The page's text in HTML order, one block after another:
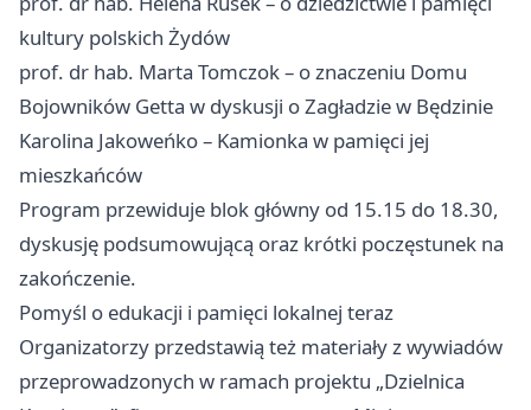
kultury polskich Żydów
prof. dr hab. Marta Tomczok – o znaczeniu Domu
Bojowników Getta w dyskusji o Zagładzie w Będzinie
Karolina Jakoweńko – Kamionka w pamięci jej
mieszkańców
Program przewiduje blok główny od 15.15 do 18.30,
dyskusję podsumowującą oraz krótki poczęstunek na
zakończenie.
Pomyśl o edukacji i pamięci lokalnej teraz
Organizatorzy przedstawią też materiały z wywiadów
przeprowadzonych w ramach projektu „Dzielnica